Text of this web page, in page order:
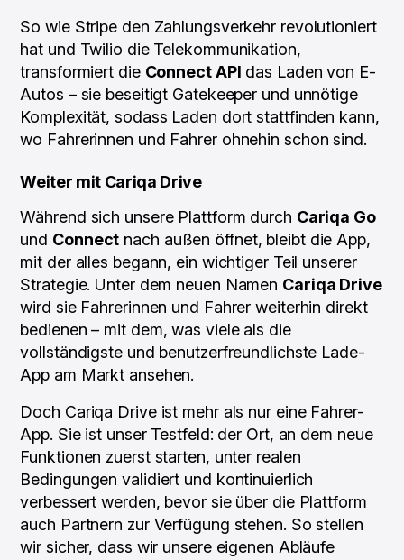
So wie Stripe den Zahlungsverkehr revolutioniert
hat und Twilio die Telekommunikation,
transformiert die Connect API das Laden von E-
Autos – sie beseitigt Gatekeeper und unnötige
Komplexität, sodass Laden dort stattfinden kann,
wo Fahrerinnen und Fahrer ohnehin schon sind.
Weiter mit Cariqa Drive
Während sich unsere Plattform durch Cariqa Go
und Connect nach außen öffnet, bleibt die App,
mit der alles begann, ein wichtiger Teil unserer
Strategie. Unter dem neuen Namen Cariqa Drive
wird sie Fahrerinnen und Fahrer weiterhin direkt
bedienen – mit dem, was viele als die
vollständigste und benutzerfreundlichste Lade-
App am Markt ansehen.
Doch Cariqa Drive ist mehr als nur eine Fahrer-
App. Sie ist unser Testfeld: der Ort, an dem neue
Funktionen zuerst starten, unter realen
Bedingungen validiert und kontinuierlich
verbessert werden, bevor sie über die Plattform
auch Partnern zur Verfügung stehen. So stellen
wir sicher, dass wir unsere eigenen Abläufe